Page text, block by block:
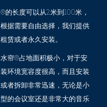
®的长度可以从2米到100米，
根据需要自由选择，我们提供
租赁或者永久安装。
水帘®占地面积极小，对于安
装环境宽容度很高，而且安装
或者拆卸非常迅速，无论是小
型的会议室还是非常大的音乐